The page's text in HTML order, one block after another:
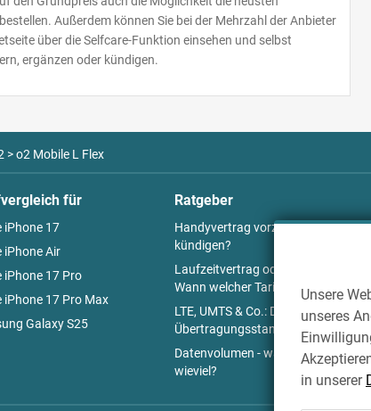
Außerdem können Sie bei der Mehrzahl der Anbieter
über die Selfcare-Funktion einsehen und selbst
ergänzen oder kündigen.
>o2 Mobile L Flex
für
iPhone 17
iPhone Air
iPhone 17 Pro
iPhone 17 Pro Max
Galaxy S25
Ratgeber
Handyvertrag vorzeitig
kündigen?
Laufzeitvertrag oder Prepaid:
Wann welcher Tarif Sinn macht
LTE, UMTS & Co.: Die
Übertragungsstandards
Datenvolumen - was, wo und
wieviel?
Unsere
unseres
in unserer